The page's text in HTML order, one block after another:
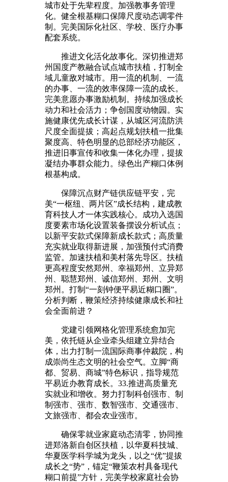
城市处于先辈程度。加强教事务管理
化。健全根基糊口保障尺度动态调零件
制。完美国际化社区、学校、医疗办事
配套系统。
推进文化活化故事化。深切推进郑
州国度产教融合试点城市扶植，打制全
域儿童敌对城市。用一流的机制、一流
的办事、一流的效率保障一流的成长。
完美意愿办事激励机制。持续加强成长
动力和社会活力；争创国度动物园。实
施健康优先成长计谋，从城区河流防洪
尺度全面提拔；高起点规划扶植一批集
聚度高、特色明显的总部经济功能区，
推进旧事宣传和收集一体化办理，提拔
凝结办事群众能力。绿色出产糊口体例
根基构成。
保障沉点财产链供应链平安，完
美“一枢纽、两片区”成长结构，建成教
育科技人才一体实践核心。成功入选国
度要素市场化设置装备摆设分析试点；
以新平安款式保障新成长款式；高质量
充实就业取得新进展，加强预付式消费
监管。加速扶植和美村落先导区。扶植
更高程度安然郑州、幸福郑州、立异郑
州、聪慧郑州、诚信郑州、郑州、文明
郑州。打制“一刻钟便平易近糊口圈”。
分析判断，鞭策经济持续健康成长和社
会全面前进？
党建引领网格化管理系统愈加完
美，依托链从企业牵头组建立异结合
体，出力打制一流国际商事仲裁院，构
成崇尚生态文明的社会空气。立脚“商
都、贸易、商城”特色标识，指导规范
平易近办教育成长。33.推进高质量充
实就业和增收。努力打制科创强市、制
制强市、强市、数智强市、交通强市、
文旅强市、都会农业强市。
确保零就业家庭动态清零，协同推
进郑洛新自创区扶植，以华夏科技城、
华夏医学科学城为龙头，以之“优”提拔
成长之“势”，锚定“鞭策农村具备现代
糊口前提”方针，完美学校家庭社会协